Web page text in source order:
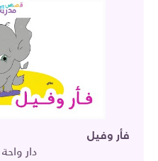
فأر وفيل
دار